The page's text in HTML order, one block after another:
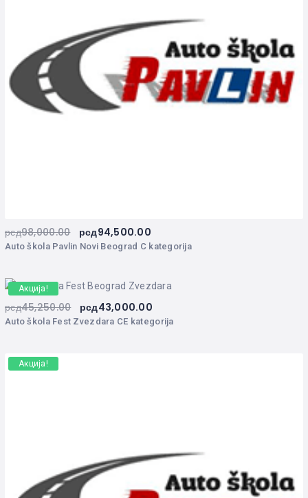
Auto škola Pavlin Novi Beograd C kategorija
рсд98,000.00 рсд94,500.00
Акција!
Auto škola Fest Zvezdara CE kategorija
рсд45,250.00 рсд43,000.00
Акција!